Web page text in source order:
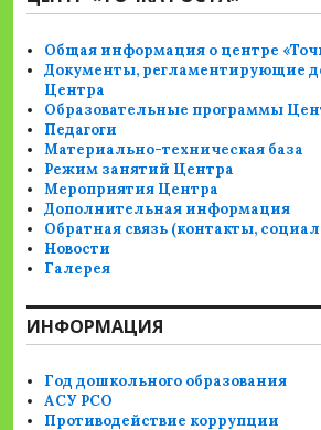
Общая информация о центре
Документы, регламентирующие
Центра
Образовательные программы
Педагоги
Материально-техническая база
Режим занятий Центра
Мероприятия Центра
Дополнительная информация
Обратная связь (контакты,
Новости
Галерея
ИНФОРМАЦИЯ
Год дошкольного образования
АСУ РСО
Противодействие коррупции